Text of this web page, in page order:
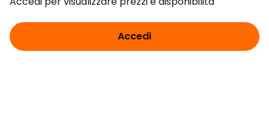
Accedi